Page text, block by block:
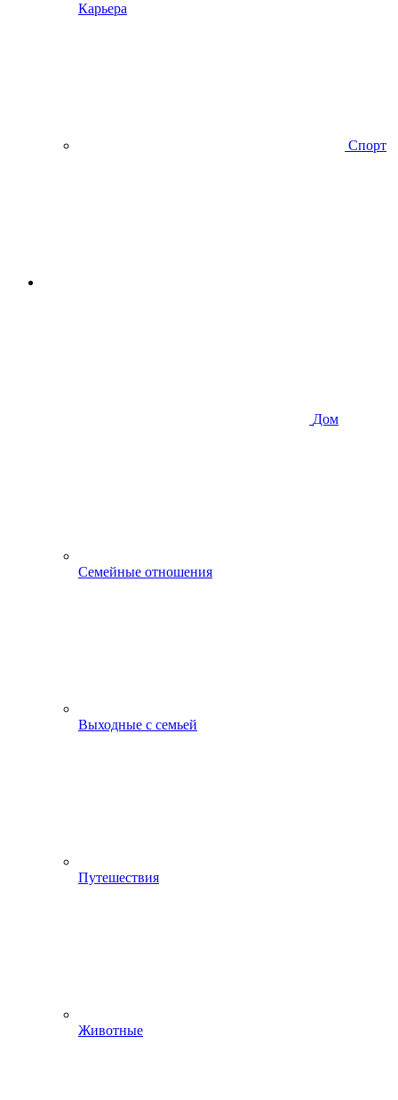
Карьера
Спорт
Дом
Семейные отношения
Выходные с семьей
Путешествия
Животные